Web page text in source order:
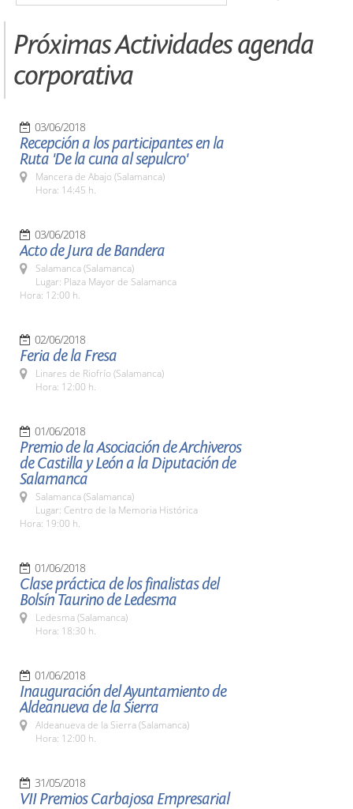
Próximas Actividades agenda
corporativa
03/06/2018
Recepción a los participantes en la
Ruta 'De la cuna al sepulcro'
Mancera de Abajo (Salamanca)
Hora: 14:45 h.
03/06/2018
Acto de Jura de Bandera
Salamanca (Salamanca)
Lugar: Plaza Mayor de Salamanca
Hora: 12:00 h.
02/06/2018
Feria de la Fresa
Linares de Riofrío (Salamanca)
Hora: 12:00 h.
01/06/2018
Premio de la Asociación de Archiveros
de Castilla y León a la Diputación de
Salamanca
Salamanca (Salamanca)
Lugar: Centro de la Memoria Histórica
Hora: 19:00 h.
01/06/2018
Clase práctica de los finalistas del
Bolsín Taurino de Ledesma
Ledesma (Salamanca)
Hora: 18:30 h.
01/06/2018
Inauguración del Ayuntamiento de
Aldeanueva de la Sierra
Aldeanueva de la Sierra (Salamanca)
Hora: 12:00 h.
31/05/2018
VII Premios Carbajosa Empresarial